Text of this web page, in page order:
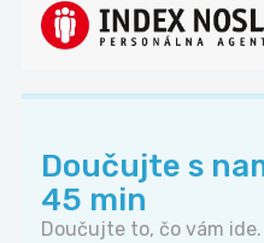
Doučujte s
45 min
Doučujte to, čo vám